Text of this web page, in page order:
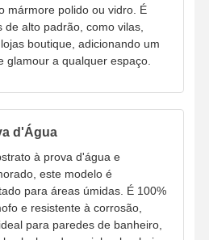
de bambu
mármore polido ou vidro. É
alto padrão, como vilas,
boutique, adicionando um
glamour a qualquer espaço.
d'Água
à prova d'água e
este modelo é
para áreas úmidas. É 100%
e resistente à corrosão,
para paredes de banheiro,